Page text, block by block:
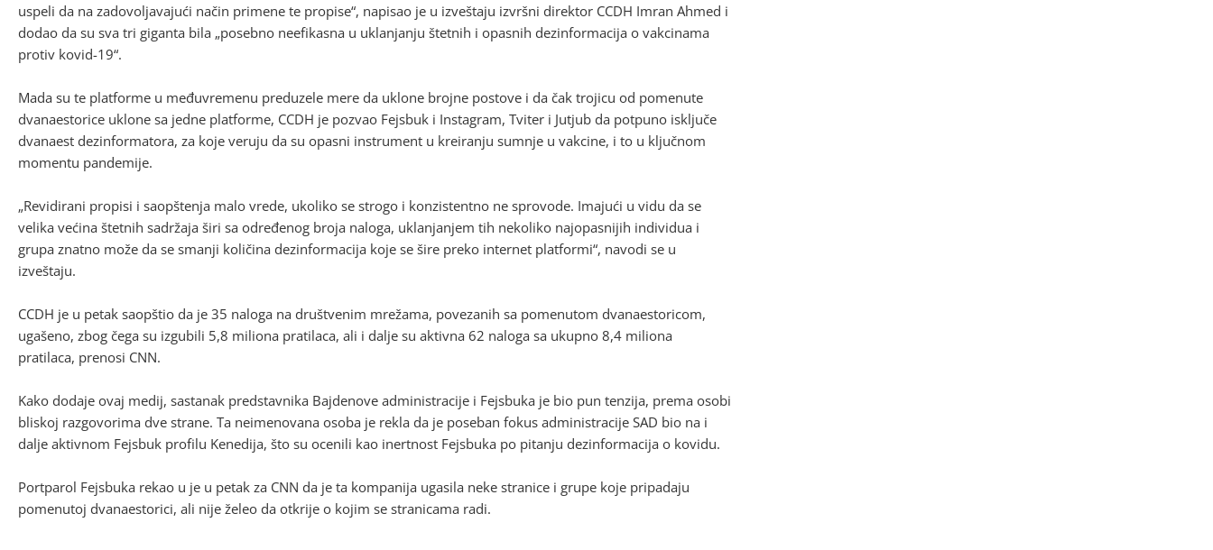
uspeli da na zadovoljavajući način primene te propise“, napisao je u izveštaju izvršni direktor CCDH Imran Ahmed i
dodao da su sva tri giganta bila „posebno neefikasna u uklanjanju štetnih i opasnih dezinformacija o vakcinama
protiv kovid-19“.
Mada su te platforme u međuvremenu preduzele mere da uklone brojne postove i da čak trojicu od pomenute
dvanaestorice uklone sa jedne platforme, CCDH je pozvao Fejsbuk i Instagram, Tviter i Jutjub da potpuno isključe
dvanaest dezinformatora, za koje veruju da su opasni instrument u kreiranju sumnje u vakcine, i to u ključnom
momentu pandemije.
„Revidirani propisi i saopštenja malo vrede, ukoliko se strogo i konzistentno ne sprovode. Imajući u vidu da se
velika većina štetnih sadržaja širi sa određenog broja naloga, uklanjanjem tih nekoliko najopasnijih individua i
grupa znatno može da se smanji količina dezinformacija koje se šire preko internet platformi“, navodi se u
izveštaju.
CCDH je u petak saopštio da je 35 naloga na društvenim mrežama, povezanih sa pomenutom dvanaestoricom,
ugašeno, zbog čega su izgubili 5,8 miliona pratilaca, ali i dalje su aktivna 62 naloga sa ukupno 8,4 miliona
pratilaca, prenosi CNN.
Kako dodaje ovaj medij, sastanak predstavnika Bajdenove administracije i Fejsbuka je bio pun tenzija, prema osobi
bliskoj razgovorima dve strane. Ta neimenovana osoba je rekla da je poseban fokus administracije SAD bio na i
dalje aktivnom Fejsbuk profilu Kenedija, što su ocenili kao inertnost Fejsbuka po pitanju dezinformacija o kovidu.
Portparol Fejsbuka rekao u je u petak za CNN da je ta kompanija ugasila neke stranice i grupe koje pripadaju
pomenutoj dvanaestorici, ali nije želeo da otkrije o kojim se stranicama radi.